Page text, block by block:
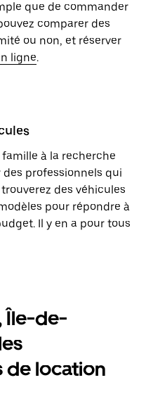
que de commander
comparer des
ou non, et réserver
ligne.
à la recherche
professionnels qui
des véhicules
pour répondre à
Il y en a pour tous
Île-de-
de location